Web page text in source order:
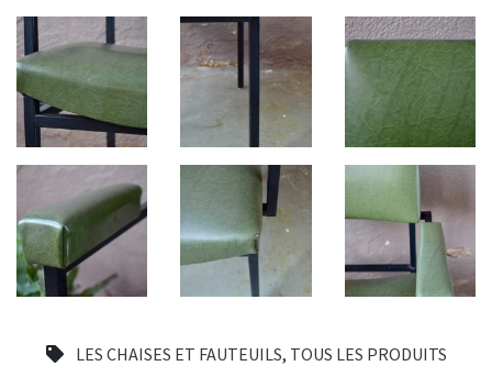
LES CHAISES ET FAUTEUILS, TOUS LES PRODUITS